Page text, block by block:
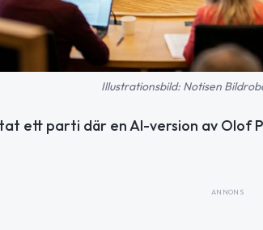
Illustrationsbild: Notisen
ett parti där en AI-version av
ANNONS